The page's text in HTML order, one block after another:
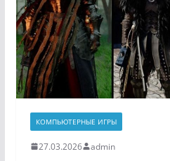
КОМПЬЮТЕРНЫЕ ИГРЫ
27.03.2026 admin